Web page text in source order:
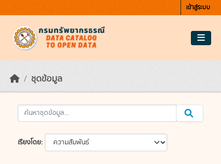
เข้าสู่ระบบ
ชุดข้อมูล
เรียงโดย